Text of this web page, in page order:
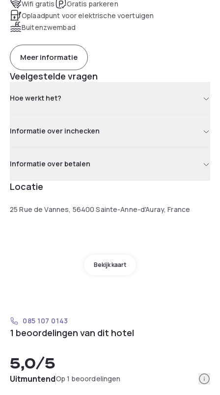
Wifi gratis
Gratis parkeren
Oplaadpunt voor elektrische voertuigen
Buitenzwembad
Meer informatie
Veelgestelde vragen
Hoe werkt het?
Informatie over inchecken
Informatie over betalen
Locatie
25 Rue de Vannes, 56400 Sainte-Anne-d'Auray, France
Bekijk kaart
085 107 0143
1 beoordelingen van dit hotel
5,0/5
UitmuntendOp 1 beoordelingen